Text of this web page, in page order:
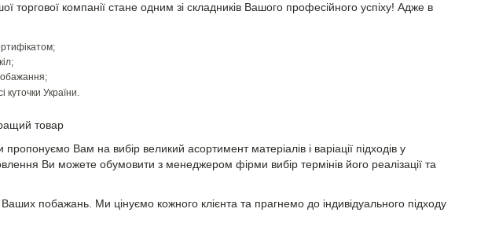
торгової компанії стане одним зі складників Вашого професійного успіху! Адже в
України.
товар
Вам на вибір великий асортимент матеріалів і варіації підходів у
Ви можете обумовити з менеджером фірми вибір термінів його реалізації та
побажань. Ми цінуємо кожного клієнта та прагнемо до індивідуального підходу